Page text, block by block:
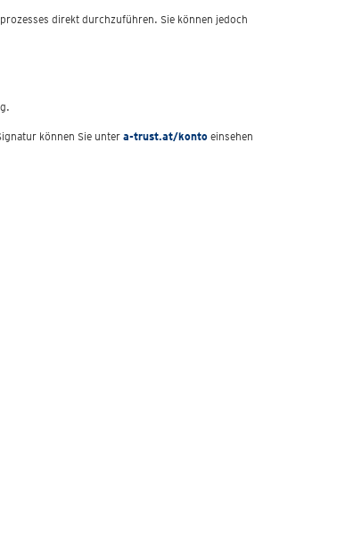
direkt durchzuführen. Sie können jedoch
können Sie unter a-trust.at/konto einsehen